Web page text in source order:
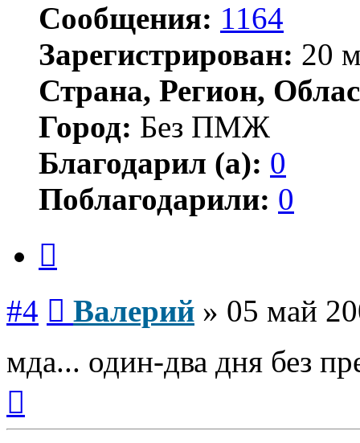
Сообщения: 1164
Зарегистрирован: 20
Страна, Регион,
Город: Без ПМЖ
Благодарил (а): 0
Поблагодарили: 0
#4 Валерий » 05 май
мда... один-два дня без
началу